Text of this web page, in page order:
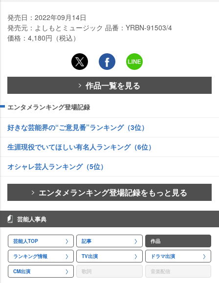
発売日：2022年09月14日
発売元：よしもとミュージック 品番：YRBN-91503/4
価格：4,180円（税込）
作品一覧を見る
エンタメランキング登場記録
好きな芸能界の“ご意見番”ランキング（3位）
生涯現役でいてほしい有名人ランキング（6位）
オシャレ芸人ランキング（5位）
エンタメランキング登場記録をもっと見る
芸能人事典
芸能人TOP 記事 作品
ランキング情報 TV出演 ドラマ出演
CM出演 歌詞 音楽配信